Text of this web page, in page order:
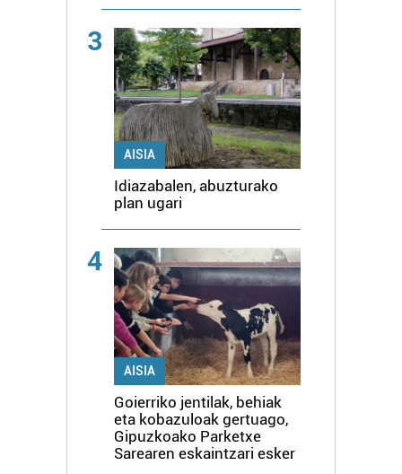
3
AISIA
Idiazabalen, abuzturako
plan ugari
4
AISIA
Goierriko jentilak, behiak
eta kobazuloak gertuago,
Gipuzkoako Parketxe
Sarearen eskaintzari esker